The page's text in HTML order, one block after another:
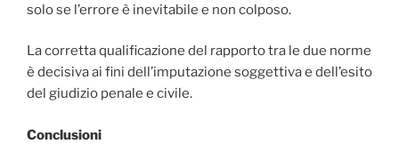
solo se l’errore è inevitabile e non colposo.
La corretta qualificazione del rapporto tra le due norme
è decisiva ai fini dell’imputazione soggettiva e dell’esito
del giudizio penale e civile.
Conclusioni